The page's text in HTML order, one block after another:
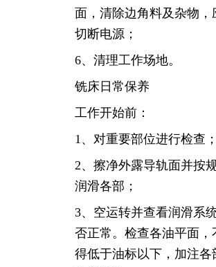
面，清除边角料及杂物，
切断电源；
6、清理工作场地。
铣床日常保养
工作开始前：
1、对重要部位进行检查；
2、擦净外露导轨面并按
润滑各部；
3、空运转并查看润滑系
否正常。检查各油平面，
得低于油标以下，加注各